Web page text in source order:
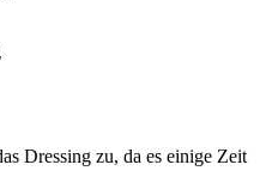
Dressing zu, da es einige Zeit